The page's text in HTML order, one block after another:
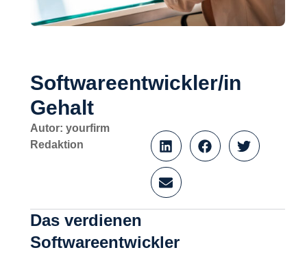
Softwareentwickler/in
Gehalt
Autor: yourfirm
Redaktion
Das verdienen
Softwareentwickler